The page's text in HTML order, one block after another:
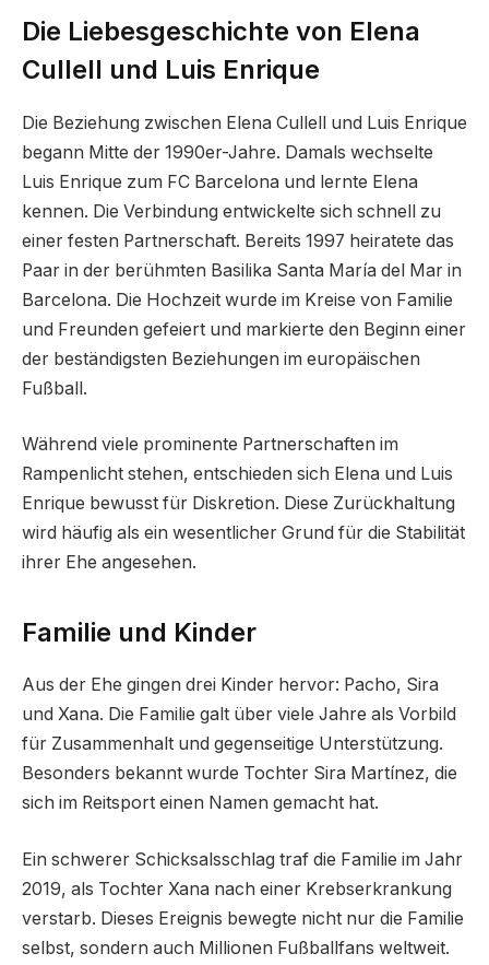
Die Liebesgeschichte von Elena
Cullell und Luis Enrique
Die Beziehung zwischen Elena Cullell und Luis Enrique
begann Mitte der 1990er-Jahre. Damals wechselte
Luis Enrique zum FC Barcelona und lernte Elena
kennen. Die Verbindung entwickelte sich schnell zu
einer festen Partnerschaft. Bereits 1997 heiratete das
Paar in der berühmten Basilika Santa María del Mar in
Barcelona. Die Hochzeit wurde im Kreise von Familie
und Freunden gefeiert und markierte den Beginn einer
der beständigsten Beziehungen im europäischen
Fußball.
Während viele prominente Partnerschaften im
Rampenlicht stehen, entschieden sich Elena und Luis
Enrique bewusst für Diskretion. Diese Zurückhaltung
wird häufig als ein wesentlicher Grund für die Stabilität
ihrer Ehe angesehen.
Familie und Kinder
Aus der Ehe gingen drei Kinder hervor: Pacho, Sira
und Xana. Die Familie galt über viele Jahre als Vorbild
für Zusammenhalt und gegenseitige Unterstützung.
Besonders bekannt wurde Tochter Sira Martínez, die
sich im Reitsport einen Namen gemacht hat.
Ein schwerer Schicksalsschlag traf die Familie im Jahr
2019, als Tochter Xana nach einer Krebserkrankung
verstarb. Dieses Ereignis bewegte nicht nur die Familie
selbst, sondern auch Millionen Fußballfans weltweit.